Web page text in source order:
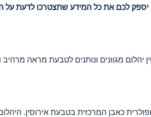
לכם את כל המידע שתצטרכו לדעת על
מגוונים ונותנים לטבעת מראה מרהיב
כאבן המרכזית בטבעת אירוסין.